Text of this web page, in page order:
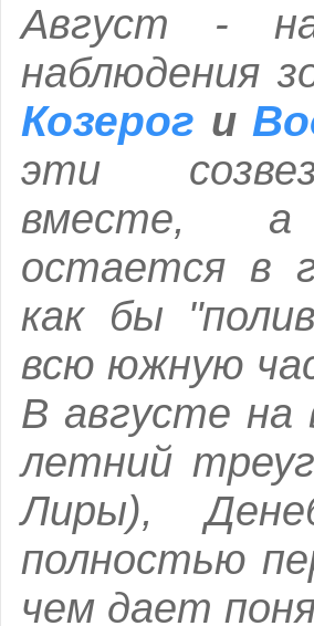
Август -
наблюдения
Козерог и
эти
вместе,
остается в
как бы
всю южную
В августе на
летний
Лиры),
полностью
чем дает